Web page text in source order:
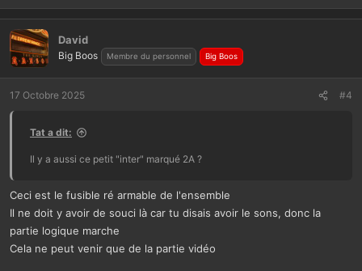
David
Big Boos Membre du personnel Big Boos
17 Octobre 2025 #4
Tat a dit:
Il y a aussi ce petit "inter" marqué 2A ?
Ceci est le fusible ré armable de l'ensemble
Il ne doit y avoir de souci là car tu disais avoir le sons, donc la
partie logique marche
Cela ne peut venir que de la partie vidéo